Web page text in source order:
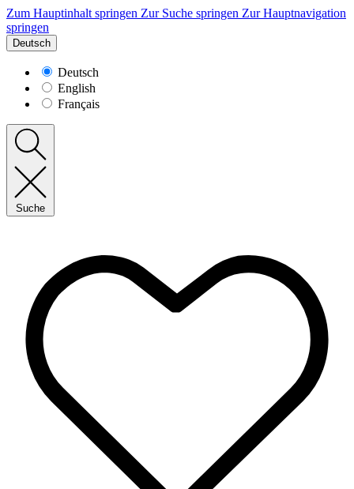
Zum Hauptinhalt springen Zur Suche springen Zur Hauptnavigation
springen
Deutsch
Deutsch
English
Français
Suche